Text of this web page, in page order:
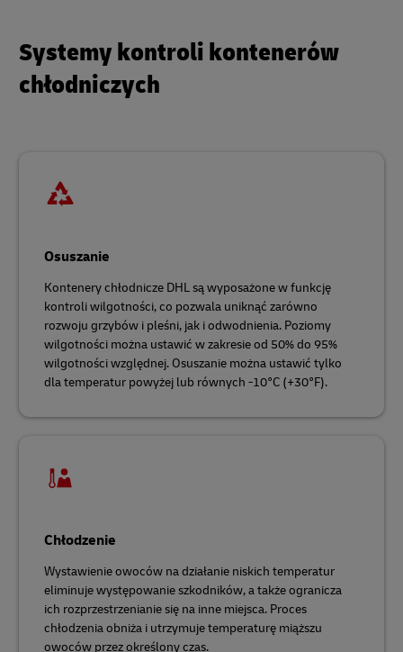
Systemy kontroli kontenerów
chłodniczych
Osuszanie
Kontenery chłodnicze DHL są wyposażone w funkcję
kontroli wilgotności, co pozwala uniknąć zarówno
rozwoju grzybów i pleśni, jak i odwodnienia. Poziomy
wilgotności można ustawić w zakresie od 50% do 95%
wilgotności względnej. Osuszanie można ustawić tylko
dla temperatur powyżej lub równych -10°C (+30°F).
Chłodzenie
Wystawienie owoców na działanie niskich temperatur
eliminuje występowanie szkodników, a także ogranicza
ich rozprzestrzenianie się na inne miejsca. Proces
chłodzenia obniża i utrzymuje temperaturę miąższu
owoców przez określony czas.